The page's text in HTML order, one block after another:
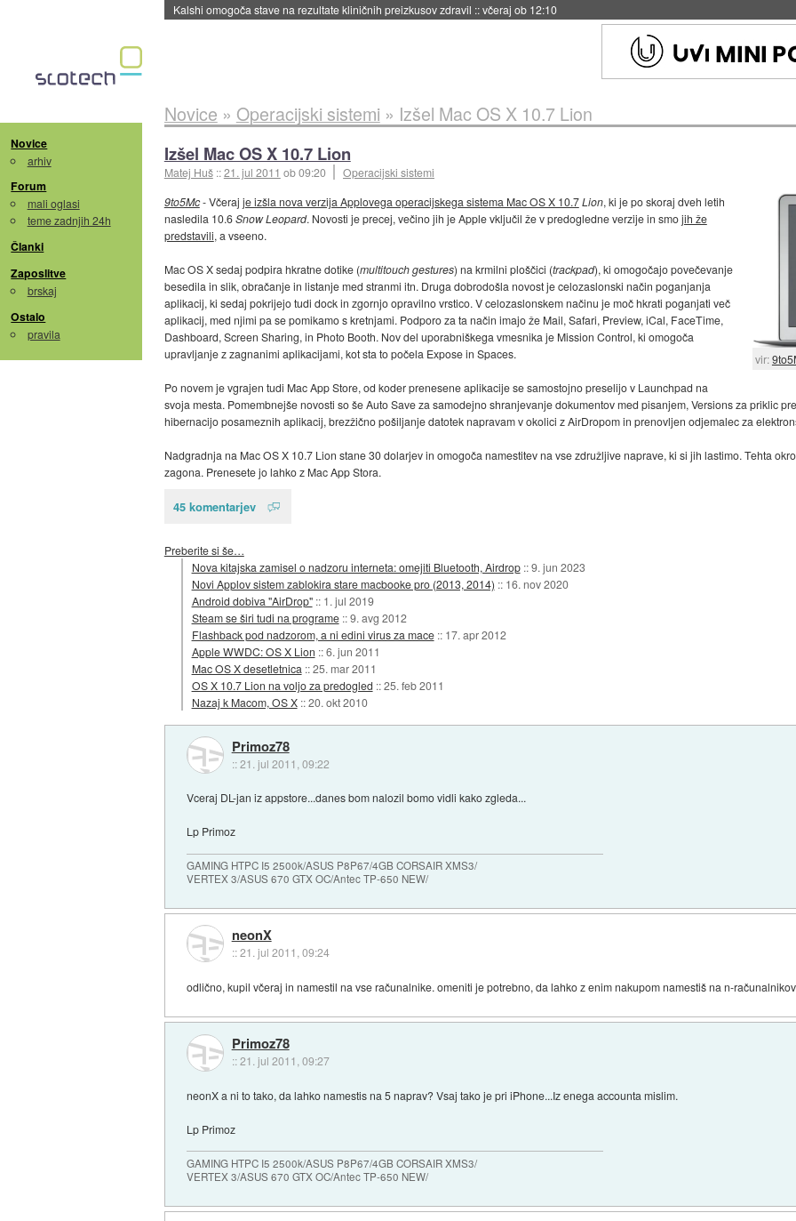
Sandisk že prodal več kot polovico SSD-jev za naslednji dve leti::včeraj ob 11:37
Novice
arhiv
Forum
mali oglasi
teme zadnjih 24h
Članki
Zaposlitve
brskaj
Ostalo
pravila
Novice » Operacijski sistemi » Izšel Mac OS X 10.7 Lion
Izšel Mac OS X 10.7 Lion
Matej Huš ::21. jul 2011 ob 09:20 Operacijski sistemi
vir:
9to5Mc- Včeraj je izšla nova verzija Applovega operacijskega sistema Mac OS X 10.7Lion, ki je po skoraj dveh letih
nasledila 10.6Snow Leopard. Novosti je precej, večino jih je Apple vključil že v predogledne verzije in smojih že
predstavili, a vseeno.
Mac OS X sedaj podpira hkratne dotike (multitouch gestures) na krmilni ploščici (trackpad), ki omogočajo povečevanje
besedila in slik, obračanje in listanje med stranmi itn. Druga dobrodošla novost je celozaslonski način poganjanja
aplikacij, ki sedaj pokrijejo tudi dock in zgornjo opravilno vrstico. V celozaslonskem načinu je moč hkrati poganjati več
aplikacij, med njimi pa se pomikamo s kretnjami. Podporo za ta način imajo že Mail, Safari, Preview, iCal, FaceTime,
Dashboard, Screen Sharing, in Photo Booth. Nov del uporabniškega vmesnika je Mission Control, ki omogoča
upravljanje z zagnanimi aplikacijami, kot sta to počela Expose in Spaces.
Po novem je vgrajen tudi Mac App Store, od koder prenesene aplikacije se samostojno preselijo v Launchpad na
svoja mesta. Pomembnejše novosti so še Auto Save za samodejno shranjevanje dokumentov med pisanjem, Versions za priklic
hibernacijo posameznih aplikacij, brezžično pošiljanje datotek napravam v okolici z AirDropom in prenovljen odjemalec za
Nadgradnja na Mac OS X 10.7 Lion stane 30 dolarjev in omogoča namestitev na vse združljive naprave, ki si jih lastimo. Tehta
zagona. Prenesete jo lahko z Mac App Stora.
45 komentarjev
Preberite si še…
Nova kitajska zamisel o nadzoru interneta: omejiti Bluetooth, Airdrop ::9. jun 2023
Novi Applov sistem zablokira stare macbooke pro (2013, 2014) :: 16. nov 2020
Android dobiva "AirDrop" :: 1. jul 2019
Steam se širi tudi na programe ::9. avg 2012
Flashback pod nadzorom, a ni edini virus za mace :: 17. apr 2012
Apple WWDC: OS X Lion ::6. jun 2011
Mac OS X desetletnica ::25. mar 2011
OS X 10.7 Lion na voljo za predogled ::25. feb 2011
Nazaj k Macom, OS X ::20. okt 2010
Primoz78
::21. jul 2011, 09:22
Vceraj DL-jan iz appstore...danes bom nalozil bomo vidli kako zgleda...
Lp Primoz
GAMING HTPC I5 2500k/ASUS P8P67/4GB CORSAIR XMS3/
VERTEX 3/ASUS 670 GTX OC/Antec TP-650 NEW/
neonX
::21. jul 2011, 09:24
odlično, kupil včeraj in namestil na vse računalnike. omeniti je potrebno, da lahko z enim nakupom namestiš na n-
Primoz78
::21. jul 2011, 09:27
neonX a ni to tako, da lahko namestis na 5 naprav? Vsaj tako je pri iPhone...Iz enega accounta mislim.
Lp Primoz
GAMING HTPC I5 2500k/ASUS P8P67/4GB CORSAIR XMS3/
VERTEX 3/ASUS 670 GTX OC/Antec TP-650 NEW/